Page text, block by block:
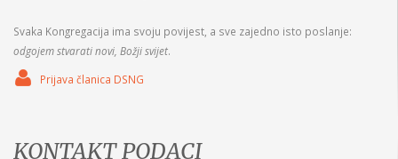
Svaka Kongregacija ima svoju povijest, a sve zajedno isto poslanje:
odgojem stvarati novi, Božji svijet.
Prijava članica DSNG
KONTAKT PODACI